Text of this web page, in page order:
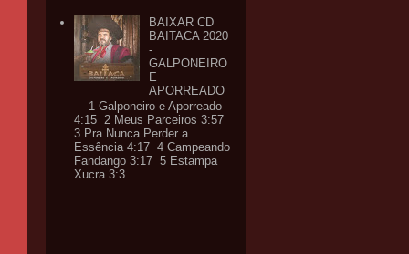
BAIXAR CD
BAITACA 2020
-
GALPONEIRO
E
APORREADO
1 Galponeiro e Aporreado
4:15 2 Meus Parceiros 3:57
3 Pra Nunca Perder a
Essência 4:17 4 Campeando
Fandango 3:17 5 Estampa
Xucra 3:3...